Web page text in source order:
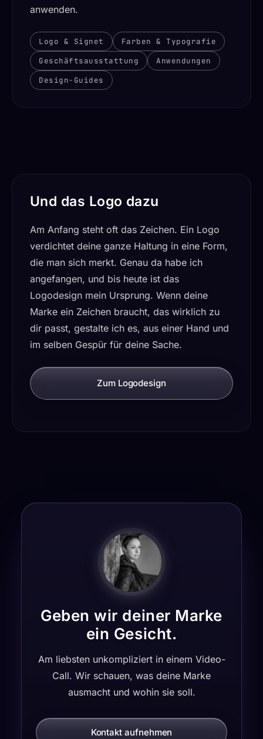
anwenden.
Logo & Signet
Farben & Typografie
Geschäftsausstattung
Anwendungen
Design-Guides
Und das Logo dazu
Am Anfang steht oft das Zeichen. Ein Logo
verdichtet deine ganze Haltung in eine Form,
die man sich merkt. Genau da habe ich
angefangen, und bis heute ist das
Logodesign mein Ursprung. Wenn deine
Marke ein Zeichen braucht, das wirklich zu
dir passt, gestalte ich es, aus einer Hand und
im selben Gespür für deine Sache.
Zum Logodesign
Geben wir deiner Marke
ein Gesicht.
Am liebsten unkompliziert in einem Video-
Call. Wir schauen, was deine Marke
ausmacht und wohin sie soll.
Kontakt aufnehmen